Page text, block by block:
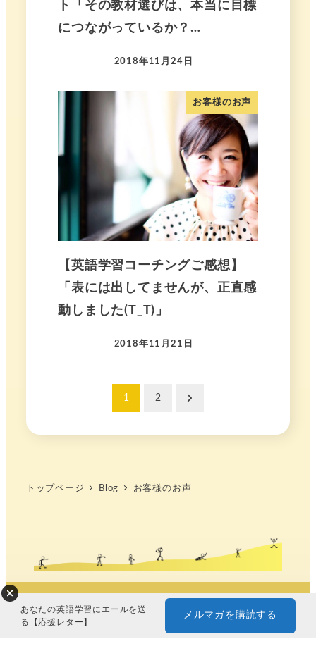
ト「その教材選びは、本当に目標
につながっているか？…
2018年11月24日
お客様のお声
【英語学習コーチングご感想】
「表には出してませんが、正直感
動しました(T_T)」
2018年11月21日
ペ
送
1 2
トップページ Blog お客様のお声
© 2022 デキルヨ 船橋 由紀子 | 英語学習コーチ / MC
Official Web
あなたの英語学習にエールを送
る【応援レター】
メルマガを購読する